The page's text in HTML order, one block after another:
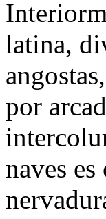
latina,
por
naves